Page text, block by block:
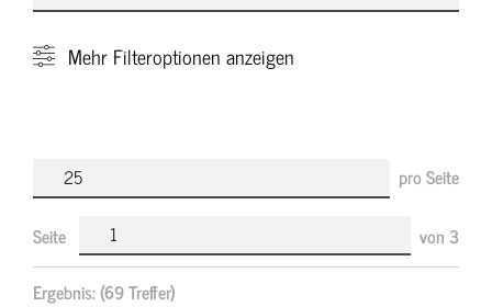
Mehr Filteroptionen anzeigen
pro Seite
Seite von 3
Ergebnis:(69 Treffer)